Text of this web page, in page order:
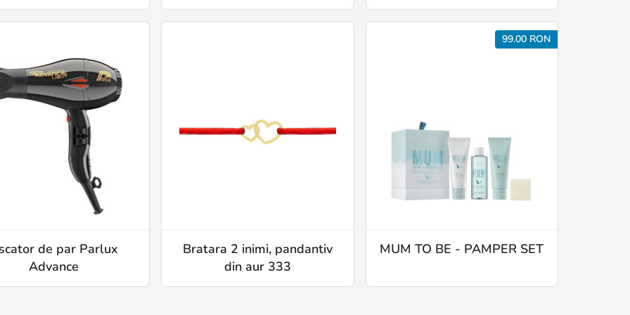
de par Parlux
Advance
Bratara 2 inimi, pandantiv
din aur 333
99.00 RON
MUM TO BE - PAMPER SET